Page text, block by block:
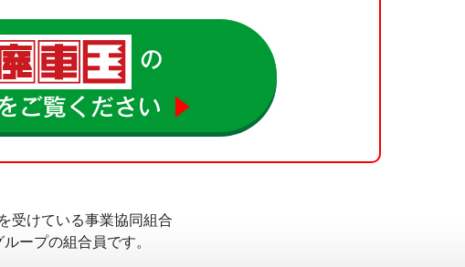
の
ご覧ください
▶
受けている事業協同組合
ープの組合員です。